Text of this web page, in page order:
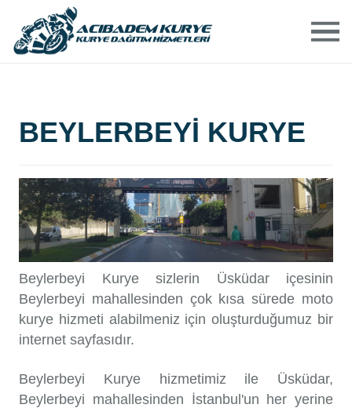
HAKKIMIZDA
ACIBADEM BÖLGELERI
ÜCRETLERIMIZ
BIZE ULAŞIN
BEYLERBEYI KURYE
Beylerbeyi Kurye sizlerin Üsküdar içesinin
Beylerbeyi mahallesinden çok kısa sürede moto
kurye hizmeti alabilmeniz için oluşturduğumuz bir
internet sayfasıdır.
Beylerbeyi Kurye hizmetimiz ile Üsküdar,
Beylerbeyi mahallesinden İstanbul'un her yerine